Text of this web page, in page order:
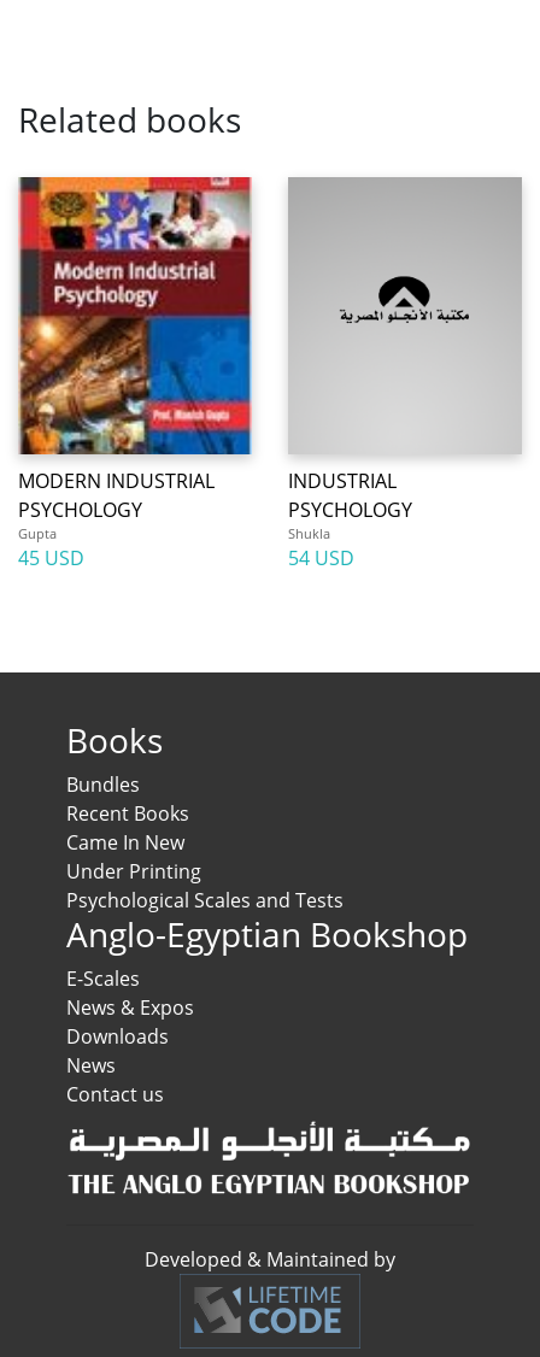
Related books
MODERN INDUSTRIAL
PSYCHOLOGY
Gupta
45 USD
INDUSTRIAL
PSYCHOLOGY
Shukla
54 USD
Books
Bundles
Recent Books
Came In New
Under Printing
Psychological Scales and Tests
Anglo-Egyptian Bookshop
E-Scales
News & Expos
Downloads
News
Contact us
Developed & Maintained by